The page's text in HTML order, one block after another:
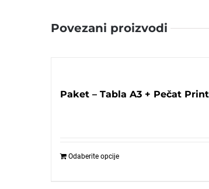
Povezani proizvodi
Paket – Tabla A3 + Pečat
Odaberite opcije